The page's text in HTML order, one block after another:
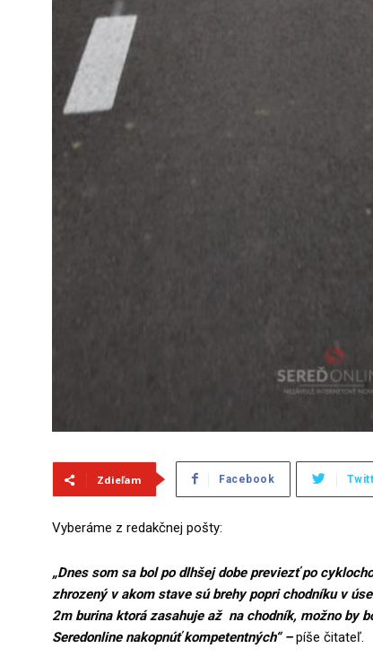
Zdieľam Facebook
Vyberáme z redakčnej pošty:
„Dnes som sa bol po dlhšej dobe previezť po
zhrozený v akom stave sú brehy popri chodníku v
2m burina ktorá zasahuje až na chodník, možno by
Seredonline nakopnúť kompetentných“ –píše čitateľ.